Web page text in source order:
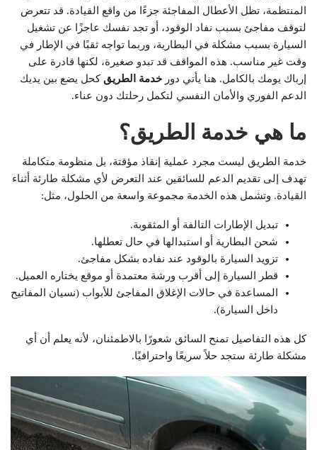
المنتظمة، تظل الأعطال المفاجئة جزءًا من واقع القيادة. قد تتعرض
لتوقف مفاجئ بسبب نفاد الوقود، أو تجد نفسك عاجزًا عن تشغيل
السيارة بسبب مشكلة في البطارية، وربما تواجه ثقبًا في الإطار في
وقت غير مناسب. هذه المواقف قد تبدو صغيرة، لكنها قادرة على
إرباك يومك بالكامل. هنا يأتي دور خدمة الطريق كحل يضع بين يديك
الدعم الفوري والأمان النفسي لتكمل رحلتك دون عناء.
ما هي خدمة الطريق؟
خدمة الطريق ليست مجرد عملية إنقاذ مؤقتة، بل منظومة متكاملة
تهدف إلى تقديم الدعم للسائقين عند التعرض لأي مشكلة طارئة أثناء
القيادة. وتشمل هذه الخدمة مجموعة واسعة من الحلول، مثل:
تبديل الإطارات التالفة أو المثقوبة.
شحن البطارية أو استبدالها في حال تعطلها.
تزويد السيارة بالوقود عند نفاده بشكل مفاجئ.
قطر السيارة إلى أقرب ورشة معتمدة أو موقع يختاره العميل.
المساعدة في حالات الإغلاق المفاجئ للأبواب (نسيان المفاتيح
داخل السيارة).
كل هذه التفاصيل تمنح السائق شعورًا بالاطمئنان، لأنه يعلم أن أي
مشكلة طارئة ستجد حلاً سريعًا واحترافيًا.